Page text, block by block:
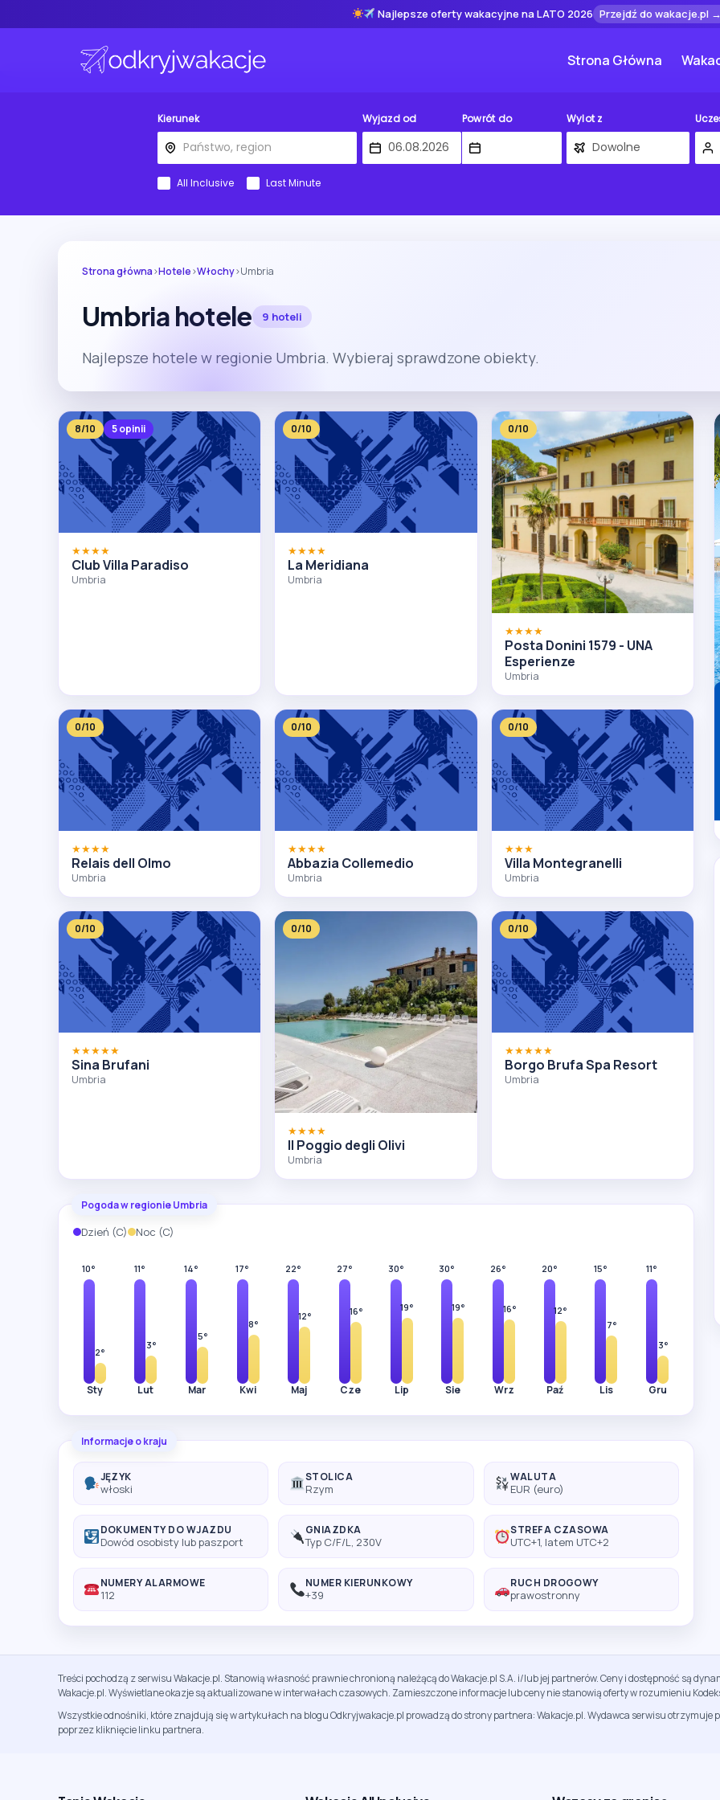
Najlepsze oferty wakacyjne na LATO 2026 Przejdź do wakacje.pl
Strona Główna
Kierunek Wyjazd od Powrót do Wylot z
All Inclusive Last Minute
Strona główna›Hotele›Włochy›Umbria
Umbria hotele 9 hoteli
Najlepsze hotele w regionie Umbria. Wybieraj sprawdzone obiekty.
8/10 5 opinii
★★★★
Club Villa Paradiso
Umbria
0/10
★★★★
La Meridiana
Umbria
0/10
★★★★
Posta Donini 1579 - UNA
Esperienze
Umbria
0/10
★★★★
Relais dell Olmo
Umbria
0/10
★★★★
Abbazia Collemedio
Umbria
0/10
★★★
Villa Montegranelli
Umbria
0/10
★★★★★
Sina Brufani
Umbria
0/10
★★★★
Il Poggio degli Olivi
Umbria
0/10
★★★★★
Borgo Brufa Spa Resort
Umbria
Pogoda w regionie Umbria
Dzień (C) Noc (C)
10°
2°
Sty
11°
3°
Lut
14°
5°
Mar
17°
8°
Kwi
22°
12°
Maj
27°
16°
Cze
30°
19°
Lip
30°
19°
Sie
26°
16°
Wrz
20°
12°
Paź
15°
7°
Lis
11°
3°
Gru
Informacje o kraju
JĘZYK
włoski
STOLICA
Rzym
WALUTA
EUR (euro)
DOKUMENTY DO WJAZDU
Dowód osobisty lub paszport
GNIAZDKA
Typ C/F/L, 230V
STREFA CZASOWA
UTC+1, latem UTC+2
NUMERY ALARMOWE
112
NUMER KIERUNKOWY
+39
RUCH DROGOWY
prawostronny
Treści pochodzą z serwisu Wakacje.pl. Stanowią własność prawnie chronioną należącą do Wakacje.pl S.A. i/lub jej partnerów. Ceny i dostępność są
Wakacje.pl. Wyświetlane okazje są aktualizowane w interwałach czasowych. Zamieszczone informacje lub ceny nie stanowią oferty w rozumieniu
Wszystkie odnośniki, które znajdują się w artykułach na blogu Odkryjwakacje.pl prowadzą do strony partnera: Wakacje.pl. Wydawca serwisu
poprzez kliknięcie linku partnera.